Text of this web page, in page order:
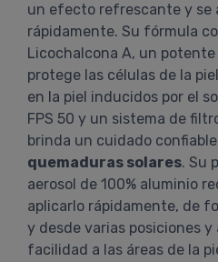
un efecto refrescante y se
rápidamente. Su fórmula
Licochalcona A, un
protege las células de la
en la piel inducidos por el
FPS 50 y un sistema de
brinda un cuidado
quemaduras solares. Su
aerosol de 100% aluminio
aplicarlo rápidamente, de
y desde varias posiciones y
facilidad a las áreas de la